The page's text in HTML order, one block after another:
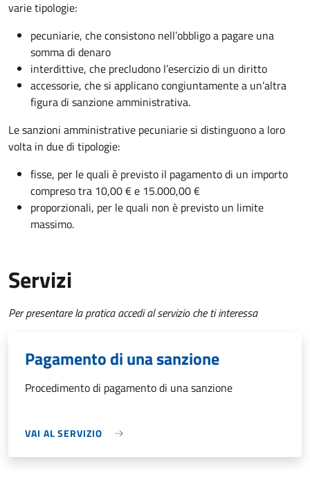
varie tipologie:
pecuniarie, che consistono nell’obbligo a pagare una
somma di denaro
interdittive, che precludono l’eserciziodi un diritto
accessorie, che si applicano congiuntamente a un’altra
figura di sanzione amministrativa.
Le sanzioni amministrative pecuniarie si distinguono a loro
volta in due di tipologie:
fisse, per le quali è previsto il pagamento di un importo
compreso tra 10,00 € e 15.000,00 €
proporzionali, per le quali non è previsto un limite
massimo.
Servizi
Per presentare la pratica accedi al servizio che ti interessa
Pagamento di una sanzione
Procedimento di pagamento di una sanzione
VAI AL SERVIZIO